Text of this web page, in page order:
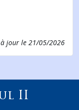
jour le 21/05/2026
II